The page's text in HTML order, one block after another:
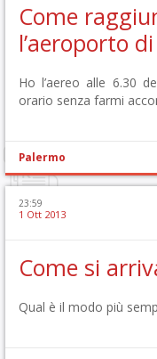
Come
l’aeroporto
Ho l’aereo alle 6.30
orario senza farmi
Palermo
23:59
1 Ott 2013
Come si
Qual è il modo più